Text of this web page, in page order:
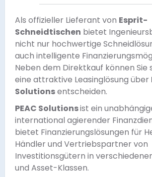
Als offizieller Lieferant von Esprit-
Schneidtischen bietet
nicht nur hochwertige
auch intelligente
Neben dem Direktkauf können Sie
eine attraktive Leasinglösung über
Solutionsentscheiden.
PEAC Solutionsist ein
international agierender
bietet Finanzierungslösungen für
Händler und Vertriebspartner von
Investitionsgütern in
und Asset-Klassen.